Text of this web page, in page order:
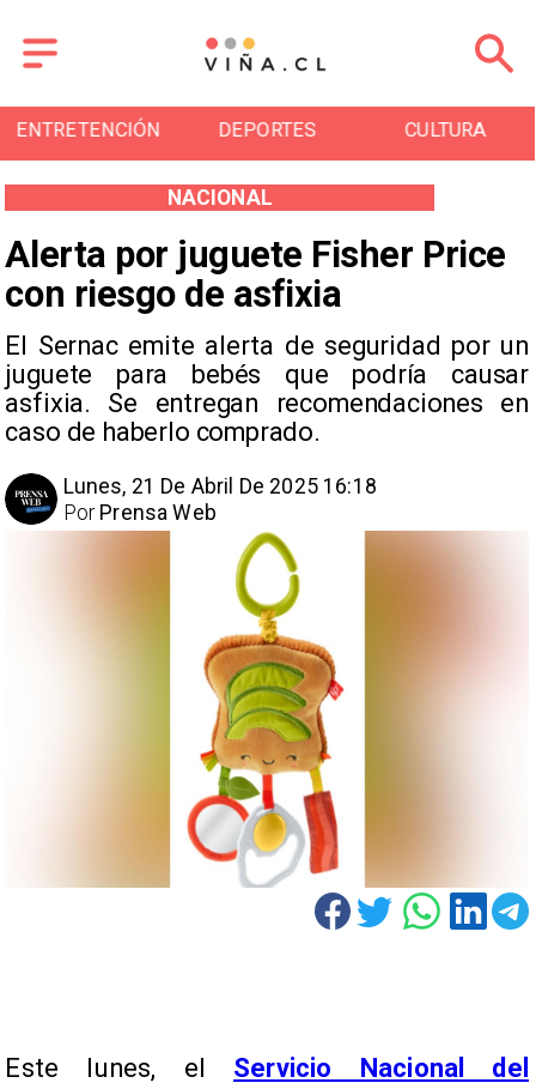
DEPORTES CULTURA TURISMO
Alerta por juguete Fisher Price
con riesgo de asfixia
El Sernac emite alerta de seguridad por un
juguete para bebés que podría causar
asfixia. Se entregan recomendaciones en
caso de haberlo comprado.
NACIONAL
Lunes, 21 De Abril De 2025 16:18
Prensa Web
Por
Este lunes, el Servicio Nacional del